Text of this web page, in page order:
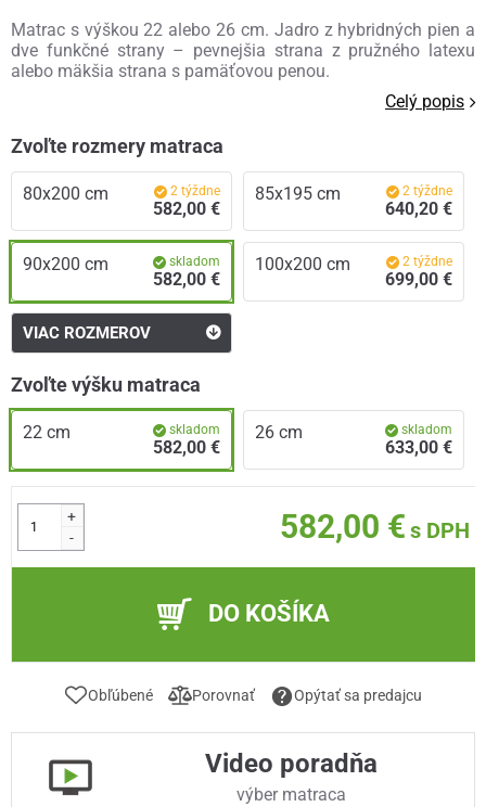
Matrac s výškou 22 alebo 26 cm. Jadro z hybridných pien a
dve funkčné strany – pevnejšia strana z pružného latexu
alebo mäkšia strana s pamäťovou penou.
Celý popis
Zvoľte rozmery matraca
80x200 cm 2 týždne
582,00 €
85x195 cm 2 týždne
640,20 €
90x200 cm skladom
582,00 €
100x200 cm 2 týždne
699,00 €
VIAC ROZMEROV
Zvoľte výšku matraca
22 cm skladom
582,00 €
26 cm skladom
633,00 €
+
-
582,00 € s DPH
DO KOŠÍKA
Obľúbené Porovnať Opýtať sa predajcu
Video poradňa
výber matraca